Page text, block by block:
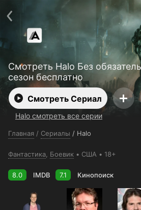
Смотреть Halo Без
сезон бесплатно
Смотреть Сериал
Halo смотреть все серии
Главная / Сериалы / Halo
Фантастика Боевик США 18+
8.0 IMDB 7.1 Кинопоиск
О сервисе
Пользовательское
Политика конфиденциальности
Открыть приложение
Ввести
Установить на ТВ
Бесплатные